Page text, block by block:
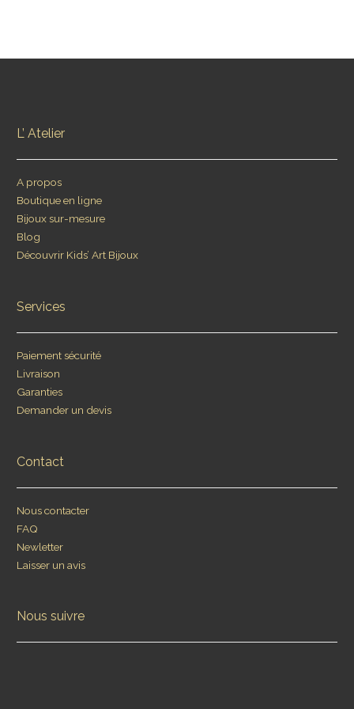
L’ Atelier
A propos
Boutique en ligne
Bijoux sur-mesure
Blog
Découvrir Kids’ Art Bijoux
Services
Paiement sécurité
Livraison
Garanties
Demander un devis
Contact
Nous contacter
FAQ
Newletter
Laisser un avis
Nous suivre